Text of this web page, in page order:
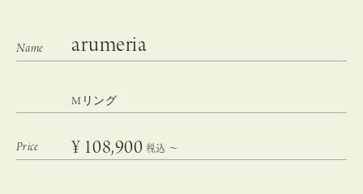
arumeria
Mリング
¥ 108,900 税込 〜